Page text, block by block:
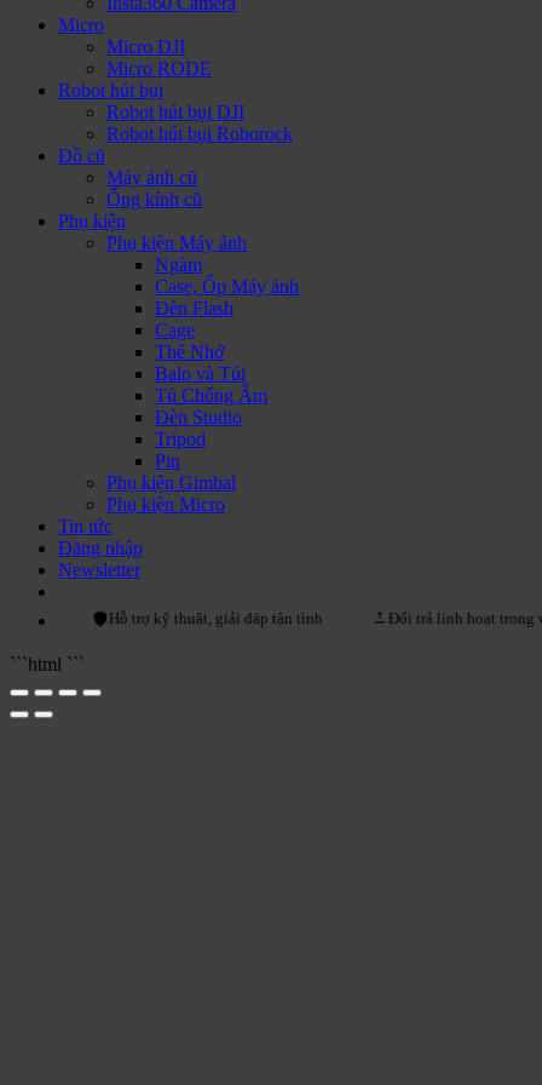
Micro
Micro DJI
Micro RODE
Robot hút bụi
Robot hút bụi DJI
Robot hút bụi Roborock
Đồ cũ
Máy ảnh cũ
Ống kính cũ
Phụ kiện
Phụ kiện Máy ảnh
Ngàm
Case, Ốp Máy ảnh
Đèn Flash
Cage
Thẻ Nhớ
Balo và Túi
Tủ Chống Ẩm
Đèn Studio
Tripod
Pin
Phụ kiện Gimbal
Phụ kiện Micro
Tin tức
Đăng nhập
Newsletter
Hỗ trợ kỹ thuật, giải đáp tận tình Đổi trả linh hoạt trong vòng 15
```html ```